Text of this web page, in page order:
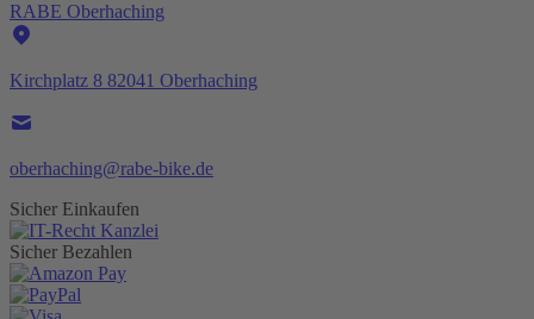
RABE Oberhaching
Kirchplatz 8 82041 Oberhaching
oberhaching@rabe-bike.de
Sicher Einkaufen
Sicher Bezahlen